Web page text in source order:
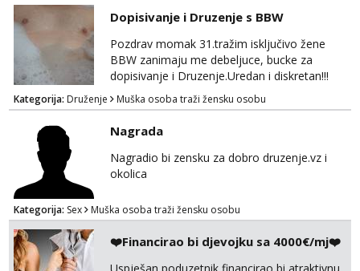
poljupce po tijelu koji me jako
pale,obozavam kad muskarac preuzme
kontrolu . javi se :) Klikni na link ispod i nadji
me tamo, cekam te!
Dopisivanje i Druzenje s BBW
Pozdrav momak 31.tražim isključivo žene
BBW zanimaju me debeljuce, bucke za
dopisivanje i Druzenje.Uredan i diskretan!!!
Kategorija: Druženje Muška osoba traži žensku osobu
Nagrada
Nagradio bi zensku za dobro druzenje.vz i
okolica
Kategorija: Sex Muška osoba traži žensku osobu
❤️Financirao bi djevojku sa 4000€/mj❤️